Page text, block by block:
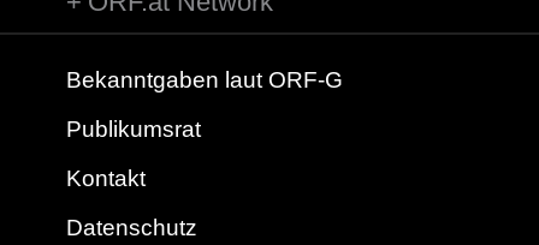
Bekanntgaben laut ORF-G
Publikumsrat
Kontakt
Datenschutz